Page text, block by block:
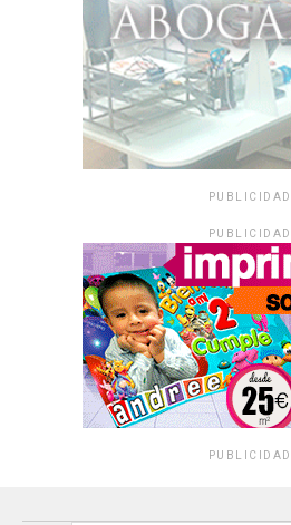
PUBLICIDAD
PUBLICIDAD
PUBLICIDAD